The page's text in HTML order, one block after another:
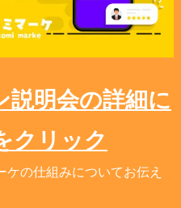
明会の詳細に
クリック
の仕組みについてお伝え